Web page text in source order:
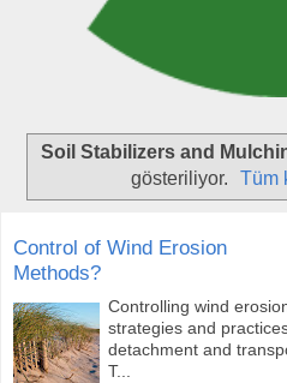
Soil Stabilizers and
gösteriliyor.
Tüm
Control of Wind Erosion
Methods?
Controlling wind
strategies and
detachment and
T...